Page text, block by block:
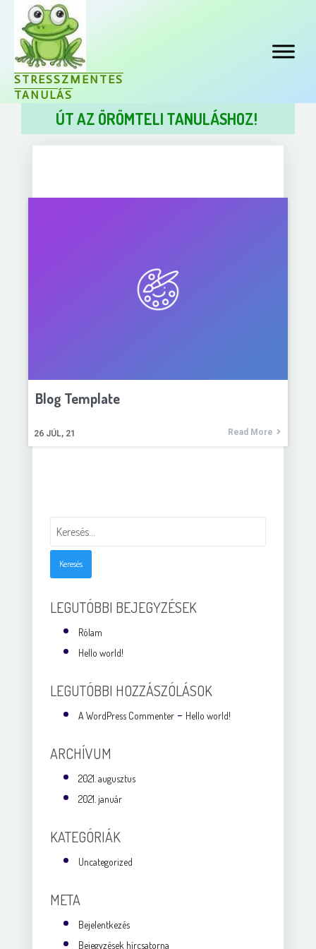
STRESSZMENTES
TANULÁS
ÚT AZ ÖRÖMTELI TANULÁSHOZ!
Blog Template
26 JÚL, 21 Read More
Keresés:
LEGUTÓBBI BEJEGYZÉSEK
Rólam
Hello world!
LEGUTÓBBI HOZZÁSZÓLÁSOK
A WordPress Commenter - Hello world!
ARCHÍVUM
2021. augusztus
2021. január
KATEGÓRIÁK
Uncategorized
META
Bejelentkezés
Bejegyzések hírcsatorna